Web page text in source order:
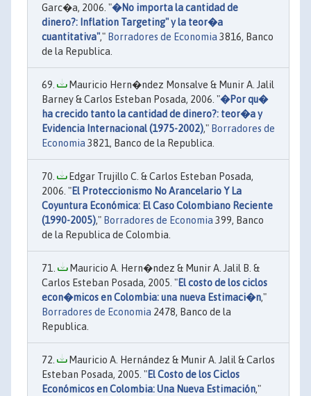
Garc�a, 2006. "�No importa la cantidad de
dinero?: Inflation Targeting" y la teor�a
cuantitativa"," Borradores de Economia 3816, Banco
de la Republica.
Mauricio Hern�ndez Monsalve & Munir A. Jalil
Barney & Carlos Esteban Posada, 2006. "�Por qu�
ha crecido tanto la cantidad de dinero?: teor�a y
Evidencia Internacional (1975-2002)," Borradores de
Economia 3821, Banco de la Republica.
Edgar Trujillo C. & Carlos Esteban Posada,
2006. "El Proteccionismo No Arancelario Y La
Coyuntura Económica: El Caso Colombiano Reciente
(1990-2005)," Borradores de Economia 399, Banco
de la Republica de Colombia.
Mauricio A. Hern�ndez & Munir A. Jalil B. &
Carlos Esteban Posada, 2005. "El costo de los ciclos
econ�micos en Colombia: una nueva Estimaci�n,"
Borradores de Economia 2478, Banco de la
Republica.
Mauricio A. Hernández & Munir A. Jalil & Carlos
Esteban Posada, 2005. "El Costo de los Ciclos
Económicos en Colombia: Una Nueva Estimación,"